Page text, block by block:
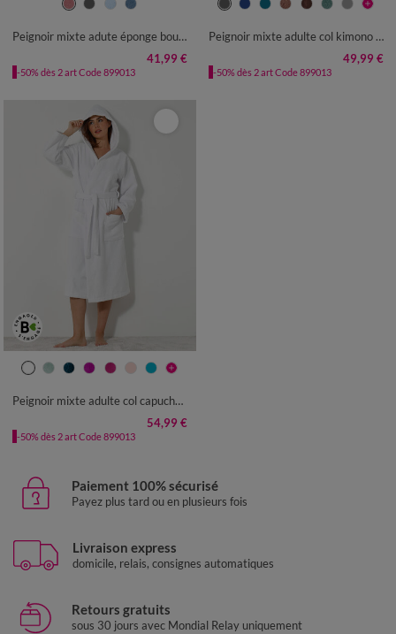
38/40 42/44
Peignoir mixte adute éponge bouclette 1er prix
41,99 €
-50% dès 2 art Code 899013
34/36 38/40 42/44
46/48
Peignoir mixte adulte col kimono - éponge bouclette 380 g/m²
49,99 €
-50% dès 2 art Code 899013
34/36 38/40 42/44
46/48
Peignoir mixte adulte col capuche - éponge bouclette 380 g/m²
54,99 €
-50% dès 2 art Code 899013
Paiement 100% sécurisé
Payez plus tard ou en plusieurs fois
Livraison express
domicile, relais, consignes automatiques
Retours gratuits
sous 30 jours avec Mondial Relay uniquement